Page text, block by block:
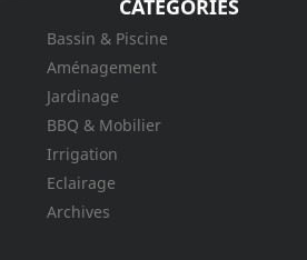
CATÉGORIES
Bassin & Piscine
Aménagement
Jardinage
BBQ & Mobilier
Irrigation
Eclairage
Archives